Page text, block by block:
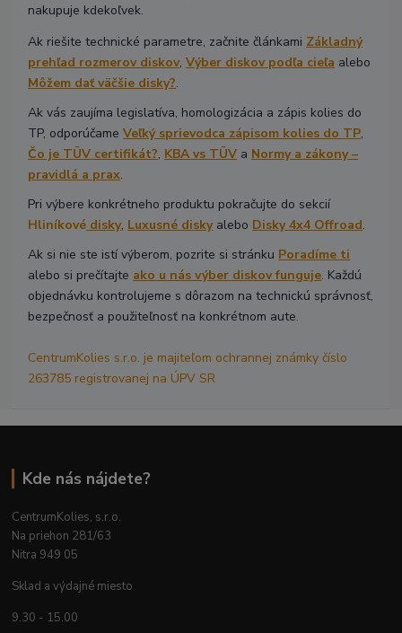
nakupuje kdekoľvek.
Ak riešite technické parametre, začnite článkami Základný
prehľad rozmerov diskov,Výber diskov podľa cieľa alebo
Môžem dať väčšie disky?.
Ak vás zaujíma legislatíva, homologizácia a zápis kolies do
TP, odporúčameVeľký sprievodca zápisom kolies do TP,
Čo je TÜV certifikát?, KBA vs TÜV a Normy a zákony –
pravidlá a prax.
Pri výbere konkrétneho produktu pokračujte do sekcií
Hliníkové disky, Luxusné diskyalebo Disky 4x4 Offroad.
Ak si nie ste istí výberom, pozrite si stránku Poradíme ti
alebo si prečítajte ako u nás výber diskov funguje. Každú
objednávku kontrolujeme s dôrazom na technickú správnosť,
bezpečnosť a použiteľnosť na konkrétnom aute.
CentrumKolies s.r.o. je majiteľom ochrannej známky číslo
263785 registrovanej na ÚPV SR
Kde nás nájdete?
CentrumKolies, s.r.o.
Na priehon 281/63
Nitra 949 05
Sklad a výdajné miesto
9.30 - 15.00